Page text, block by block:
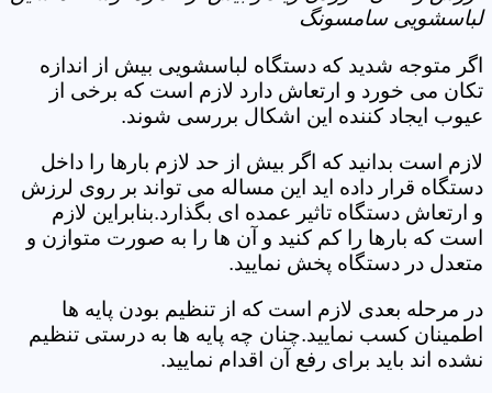
لباسشویی سامسونگ
اگر متوجه شدید که دستگاه لباسشویی بیش از اندازه
تکان می خورد و ارتعاش دارد لازم است که برخی از
عیوب ایجاد کننده این اشکال بررسی شوند.
لازم است بدانید که اگر بیش از حد لازم بارها را داخل
دستگاه قرار داده اید این مساله می تواند بر روی لرزش
و ارتعاش دستگاه تاثیر عمده ای بگذارد.بنابراین لازم
است که بارها را کم کنید و آن ها را به صورت متوازن و
متعدل در دستگاه پخش نمایید.
در مرحله بعدی لازم است که از تنظیم بودن پایه ها
اطمینان کسب نمایید.چنان چه پایه ها به درستی تنظیم
نشده اند باید برای رفع آن اقدام نمایید.